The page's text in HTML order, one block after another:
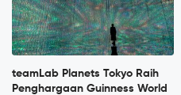
teamLab Planets Tokyo Raih
Penghargaan Guinness World